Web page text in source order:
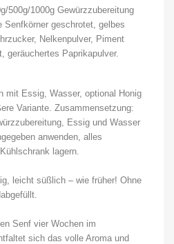
500g/1000g Gewürzzubereitung
Senfkörner geschrotet, gelbes
Nelkenpulver, Piment
geräuchertes Paprikapulver.
mit Essig, Wasser, optional Honig
Variante. Zusammensetzung:
Essig und Wasser
anwenden, alles
lagern.
leicht süßlich – wie früher! Ohne
Senf vier Wochen im
sich das volle Aroma und